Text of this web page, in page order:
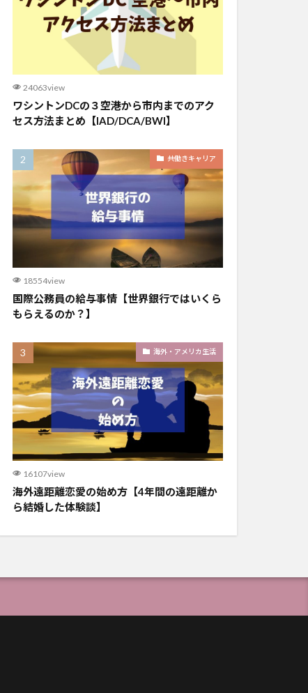
24063view
ワシントンDCの３空港から市内までのアク
セス方法まとめ【IAD/DCA/BWI】
共働きキャリア
18554view
国際公務員の給与事情【世界銀行ではいくら
もらえるのか？】
海外・アメリカ生活
16107view
海外遠距離恋愛の始め方【4年間の遠距離か
ら結婚した体験談】